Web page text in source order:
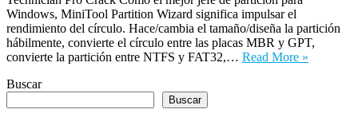
Windows, MiniTool Partition Wizard significa impulsar el
rendimiento del círculo. Hace/cambia el tamaño/diseña la partición
hábilmente, convierte el círculo entre las placas MBR y GPT,
convierte la partición entre NTFS y FAT32,… Read More »
Buscar
Buscar